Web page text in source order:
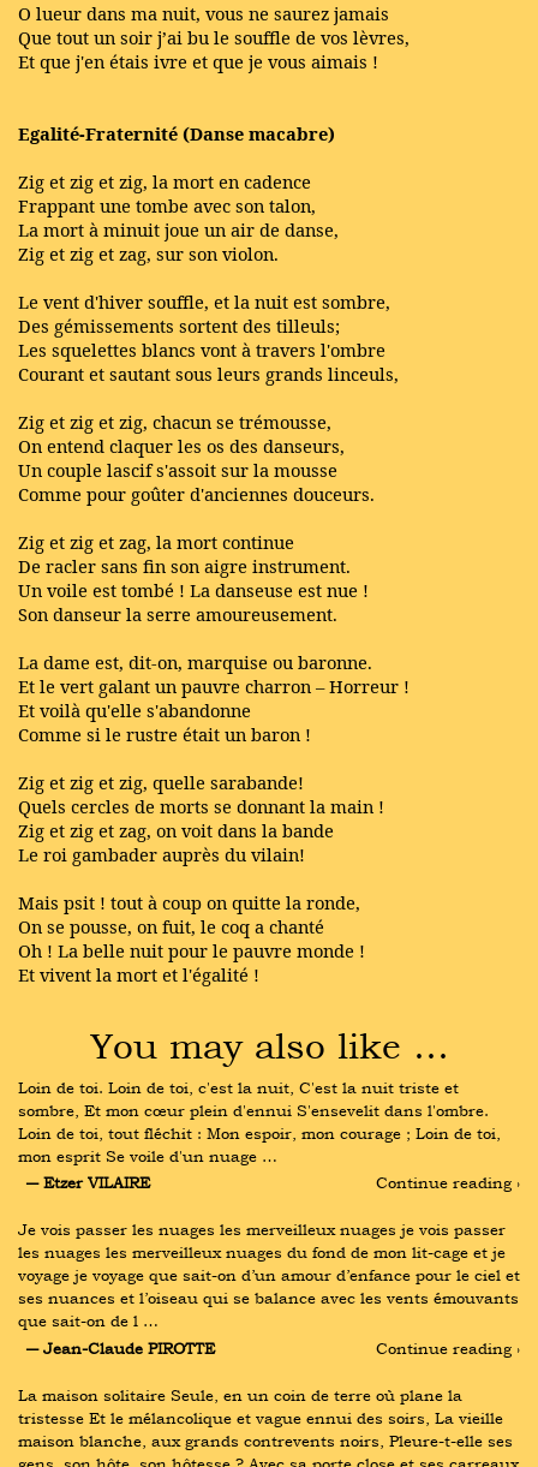
O lueur dans ma nuit, vous ne saurez jamais
Que tout un soir j’ai bu le souffle de vos lèvres,
Et que j'en étais ivre et que je vous aimais !
Egalité-Fraternité (Danse macabre)
Zig et zig et zig, la mort en cadence
Frappant une tombe avec son talon,
La mort à minuit joue un air de danse,
Zig et zig et zag, sur son violon.
Le vent d'hiver souffle, et la nuit est sombre,
Des gémissements sortent des tilleuls;
Les squelettes blancs vont à travers l'ombre
Courant et sautant sous leurs grands linceuls,
Zig et zig et zig, chacun se trémousse,
On entend claquer les os des danseurs,
Un couple lascif s'assoit sur la mousse
Comme pour goûter d'anciennes douceurs.
Zig et zig et zag, la mort continue
De racler sans fin son aigre instrument.
Un voile est tombé ! La danseuse est nue !
Son danseur la serre amoureusement.
La dame est, dit-on, marquise ou baronne.
Et le vert galant un pauvre charron – Horreur !
Et voilà qu'elle s'abandonne
Comme si le rustre était un baron !
Zig et zig et zig, quelle sarabande!
Quels cercles de morts se donnant la main !
Zig et zig et zag, on voit dans la bande
Le roi gambader auprès du vilain!
Mais psit ! tout à coup on quitte la ronde,
On se pousse, on fuit, le coq a chanté
Oh ! La belle nuit pour le pauvre monde !
Et vivent la mort et l'égalité !
You may also like …
Loin de toi. Loin de toi, c'est la nuit, C'est la nuit triste et
sombre, Et mon cœur plein d'ennui S'ensevelit dans l'ombre.
Loin de toi, tout fléchit : Mon espoir, mon courage ; Loin de toi,
mon esprit Se voile d'un nuage …
― Etzer VILAIRE
Continue reading ›
Je vois passer les nuages les merveilleux nuages je vois passer
les nuages les merveilleux nuages du fond de mon lit-cage et je
voyage je voyage que sait-on d’un amour d’enfance pour le ciel et
ses nuances et l’oiseau qui se balance avec les vents émouvants
que sait-on de l …
― Jean-Claude PIROTTE
Continue reading ›
La maison solitaire Seule, en un coin de terre où plane la
tristesse Et le mélancolique et vague ennui des soirs, La vieille
maison blanche, aux grands contrevents noirs, Pleure-t-elle ses